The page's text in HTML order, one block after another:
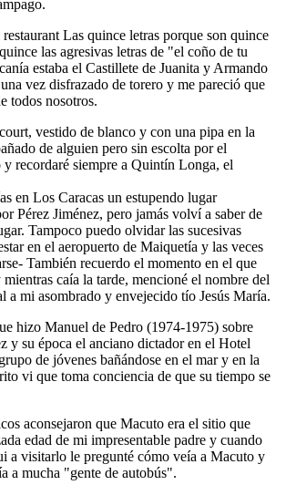
Las quince letras porque son quince
las agresivas letras de "el coño de tu
estaba el Castillete de Juanita y Armando
vez disfrazado de torero y me pareció que
todos nosotros.
vestido de blanco y con una pipa en la
de alguien pero sin escolta por el
recordaré siempre a Quintín Longa, el
en Los Caracas un estupendo lugar
Pérez Jiménez, pero jamás volví a saber de
Tampoco puedo olvidar las sucesivas
en el aeropuerto de Maiquetía y las veces
También recuerdo el momento en el que
caía la tarde, mencioné el nombre del
a mi asombrado y envejecido tío Jesús María.
hizo Manuel de Pedro (1974-1975) sobre
y su época el anciano dictador en el Hotel
de jóvenes bañándose en el mar y en la
vi que toma conciencia de que su tiempo se
aconsejaron que Macuto era el sitio que
edad de mi impresentable padre y cuando
a visitarlo le pregunté cómo veía a Macuto y
a mucha "gente de autobús".